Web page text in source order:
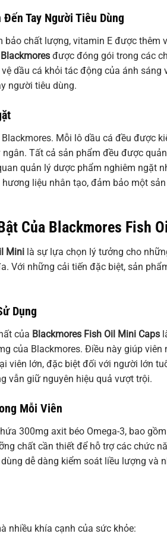
Tay Người Tiêu Dùng
chất lượng, vitamin E được thêm
được đóng gói trong các
dầu cá khỏi tác động của ánh sáng
người tiêu dùng.
Mỗi lô dầu cá đều được
Tất cả sản phẩm đều được
quản lý dược phẩm nghiêm ngặt
liệu nhân tạo, đảm bảo một
Của Blackmores Fish
Mini là sự lựa chọn lý tưởng cho
Với những cải tiến đặc biệt, sản
Dụng
của Blackmores Fish Oil Mini Caps
của Blackmores. Điều này giúp viên
viên lớn, đặc biệt đối với người lớn
vẫn giữ nguyên hiệu quả vượt trội.
Mỗi Viên
300mg axit béo Omega-3, bao
chất cần thiết để hỗ trợ các chức
dễ dàng kiểm soát liều lượng và
nhiều khía cạnh của sức khỏe: